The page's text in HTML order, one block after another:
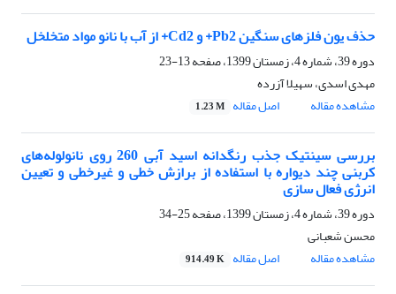
حذف یون فلزهای سنگین Pb2+ و Cd2+ از آب با نانو مواد متخلخل
دوره 39، شماره 4، زمستان 1399، صفحه
13-23
مهدی اسدی، سهیلا آزرده
مشاهده مقاله
اصل مقاله 1.23 M
بررسی سینتیک جذب رنگدانه اسید آبی 260 روی نانولوله‌های
کربنی چند دیواره با استفاده از برازش خطی و غیرخطی و تعیین
انرژی فعال سازی
دوره 39، شماره 4، زمستان 1399، صفحه
25-34
محسن شعبانی
مشاهده مقاله
اصل مقاله 914.49 K